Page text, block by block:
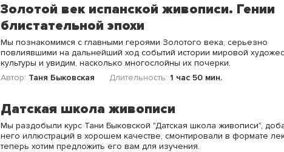
Золотой век испанской живописи. Гении
блистательной эпохи
Мы познакомимся с главными героями Золотого века, серьезно
повлиявшими на дальнейший ход событий истории мировой
культуры и увидим, насколько многослойны их почерки.
Автор: Таня Быковская Длительность: 1 час 50 мин.
Датская школа живописи
Мы раздобыли курс Тани Быковской "Датская школа живописи",
него иллюстраций в хорошем качестве, смонтировали в формате
теперь хотим предложить его вам для изучения.